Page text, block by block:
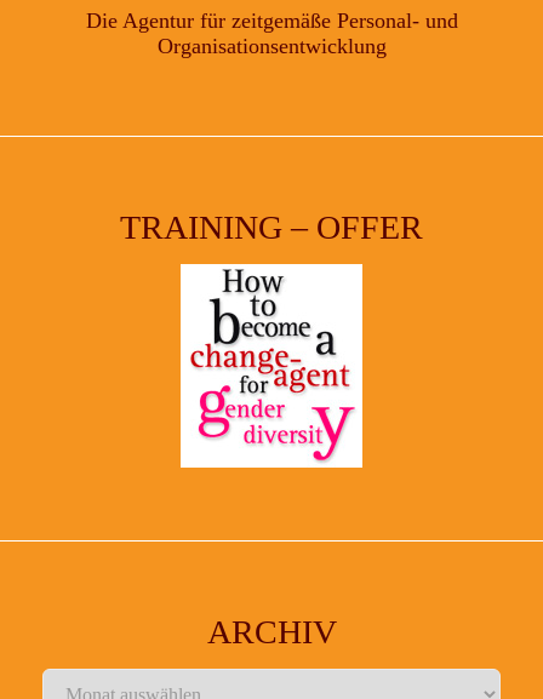
Die Agentur für zeitgemäße Personal- und
Organisationsentwicklung
TRAINING – OFFER
ARCHIV
Archiv